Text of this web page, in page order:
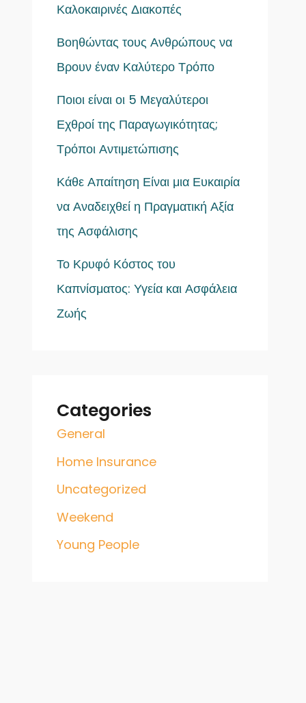
Καλοκαιρινές Διακοπές
Βοηθώντας τους Ανθρώπους να
Βρουν έναν Καλύτερο Τρόπο
Ποιοι είναι οι 5 Μεγαλύτεροι
Εχθροί της Παραγωγικότητας;
Τρόποι Αντιμετώπισης
Κάθε Απαίτηση Είναι μια Ευκαιρία
να Αναδειχθεί η Πραγματική Αξία
της Ασφάλισης
Το Κρυφό Κόστος του
Καπνίσματος: Υγεία και Ασφάλεια
Ζωής
Categories
General
Home Insurance
Uncategorized
Weekend
Young People